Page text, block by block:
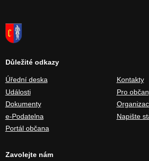
Důležité odkazy
Úřední deska
Události
Dokumenty
e-Podatelna
Portál občana
Kontakty
Pro
Napište
Zavolejte nám